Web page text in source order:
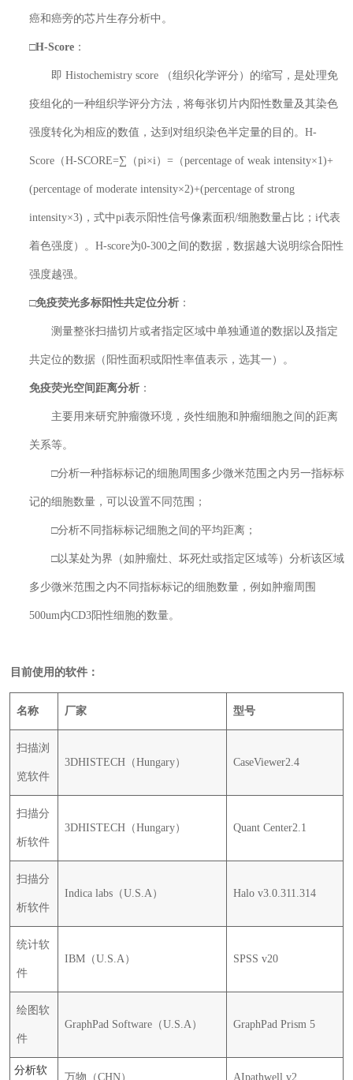
癌和癌旁的芯片生存分析中。
□H-Score ：
即 Histochemistry score （组织化学评分）的缩写，是处理免
疫组化的一种组织学评分方法，将每张切片内阳性数量及其染色
强度转化为相应的数值，达到对组织染色半定量的目的。H-
Score（H-SCORE=∑（pi×i）=（percentage of weak intensity×1)+
(percentage of moderate intensity×2)+(percentage of strong
intensity×3)，式中pi表示阳性信号像素面积/细胞数量占比；i代表
着色强度）。H-score为0-300之间的数据，数据越大说明综合阳性
强度越强。
□免疫荧光多标阳性共定位分析 ：
测量整张扫描切片或者指定区域中单独通道的数据以及指定
共定位的数据（阳性面积或阳性率值表示，选其一）。
免疫荧光空间距离分析 ：
主要用来研究肿瘤微环境，炎性细胞和肿瘤细胞之间的距离
关系等。
□分析一种指标标记的细胞周围多少微米范围之内另一指标标
记的细胞数量，可以设置不同范围；
□分析不同指标标记细胞之间的平均距离；
□以某处为界（如肿瘤灶、坏死灶或指定区域等）分析该区域
多少微米范围之内不同指标标记的细胞数量，例如肿瘤周围
500um内CD3阳性细胞的数量。
目前使用的软件：
名称 厂家 型号
扫描浏
览软件
3DHISTECH（Hungary） CaseViewer2.4
扫描分
析软件
3DHISTECH（Hungary） Quant Center2.1
扫描分
析软件
Indica labs（U.S.A） Halo v3.0.311.314
统计软
件
IBM（U.S.A） SPSS v20
绘图软
件
GraphPad Software（U.S.A） GraphPad Prism 5
分析软
万物（CHN） AIpathwell v2